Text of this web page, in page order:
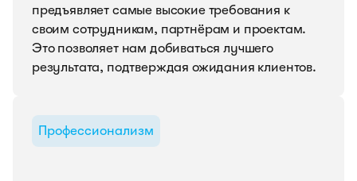
предъявляет самые высокие требования к
своим сотрудникам, партнёрам и проектам.
Это позволяет нам добиваться лучшего
результата, подтверждая ожидания клиентов.
Профессионализм